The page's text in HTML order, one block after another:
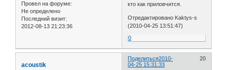
Провел на форуме:
Не определено
Последний визит:
2012-08-13 21:23:36
кто как приловчится.
Отредактировано Kaktys-s
(2010-04-25 13:51:47)
0
Поделиться 20
2010-
04-25 15:31:33
acoustik